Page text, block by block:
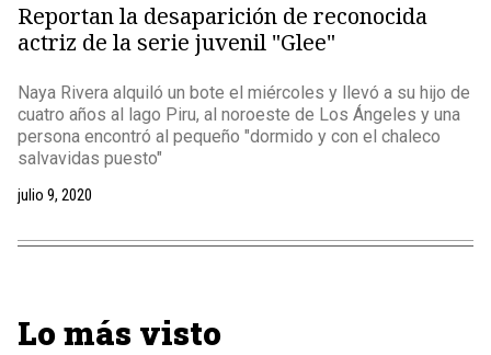
Reportan la desaparición de reconocida
actriz de la serie juvenil "Glee"
Naya Rivera alquiló un bote el miércoles y llevó a su hijo de
cuatro años al lago Piru, al noroeste de Los Ángeles y una
persona encontró al pequeño "dormido y con el chaleco
salvavidas puesto"
julio 9, 2020
Lo más visto